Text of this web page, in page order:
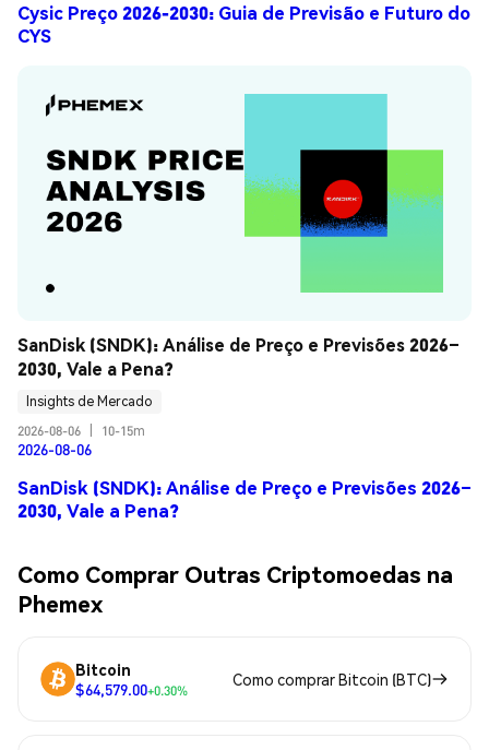
Cysic Preço 2026-2030: Guia de Previsão e Futuro do
CYS
SanDisk (SNDK): Análise de Preço e Previsões 2026–
2030, Vale a Pena?
Insights de Mercado
2026-08-06
10-15m
2026-08-06
SanDisk (SNDK): Análise de Preço e Previsões 2026–
2030, Vale a Pena?
Como Comprar Outras Criptomoedas na
Phemex
Bitcoin
$64,579.00+0.30%
Como comprar Bitcoin (BTC)